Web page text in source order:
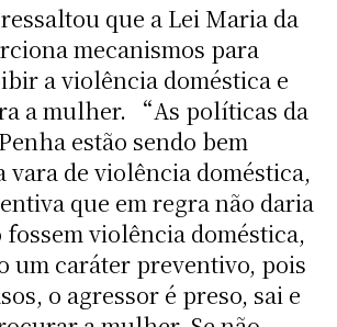
que a Lei Maria da
mecanismos para
a violência doméstica e
a mulher. “As políticas da
estão sendo bem
vara de violência doméstica,
que em regra não daria
fossem violência doméstica,
um caráter preventivo, pois
o agressor é preso, sai e